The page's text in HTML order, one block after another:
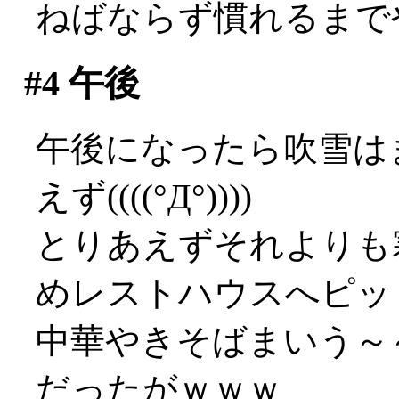
ねばならず慣れるま
#4午後
午後になったら吹雪
えず((((°Д°))))
とりあえずそれより
めレストハウスへピ
中華やきそばまいう
だったがｗｗｗ